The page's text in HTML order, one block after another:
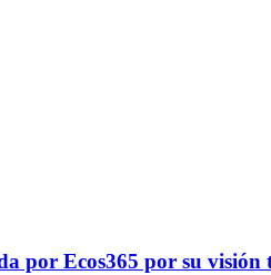
por Ecos365 por su